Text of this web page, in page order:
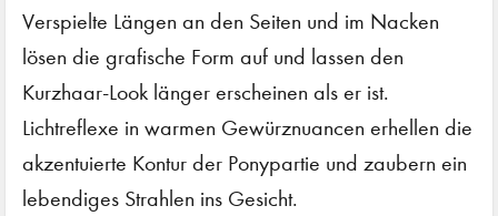
Verspielte Längen an den Seiten und im Nacken
lösen die grafische Form auf und lassen den
Kurzhaar-Look länger erscheinen als er ist.
Lichtreflexe in warmen Gewürznuancen erhellen die
akzentuierte Kontur der Ponypartie und zaubern ein
lebendiges Strahlen ins Gesicht.